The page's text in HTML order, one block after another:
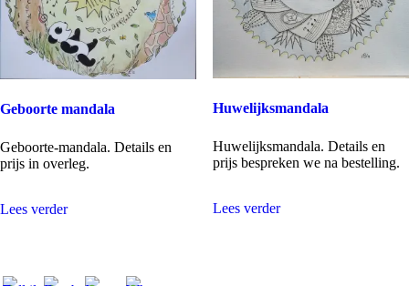
Geboorte mandala
Geboorte-mandala. Details en
prijs in overleg.
Lees verder
Huwelijksmandala
Huwelijksmandala. Details en
prijs bespreken we na bestelling.
Lees verder